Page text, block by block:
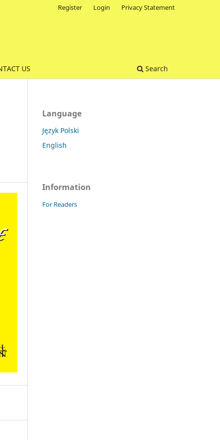
US Search
Register Login Privacy Statement
Language
Język Polski
English
Information
For Readers